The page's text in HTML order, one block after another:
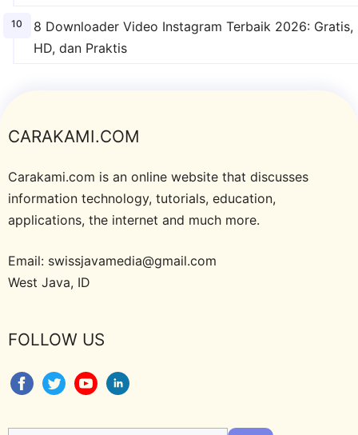
8 Downloader Video Instagram Terbaik 2026: Gratis,
HD, dan Praktis
CARAKAMI.COM
Carakami.com is an online website that discusses
information technology, tutorials, education,
applications, the internet and much more.
Email: swissjavamedia@gmail.com
West Java, ID
FOLLOW US